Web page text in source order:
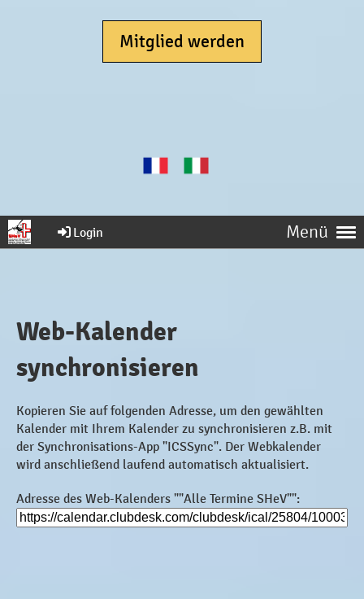
Mitglied werden
Menü
Login
Web-Kalender
synchronisieren
Kopieren Sie auf folgenden Adresse, um den gewählten
Kalender mit Ihrem Kalender zu synchronisieren z.B. mit
der Synchronisations-App "ICSSync". Der Webkalender
wird anschließend laufend automatisch aktualisiert.
Adresse des Web-Kalenders ""Alle Termine SHeV"":